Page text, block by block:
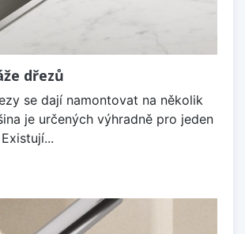
dřezů
se dají namontovat na několik
je určených výhradně pro jeden